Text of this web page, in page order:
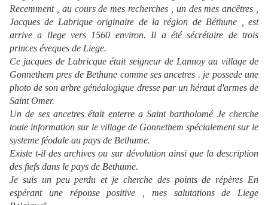
Recemment , au cours de mes recherches , un des mes ancêtres ,
Jacques de Labrique originaire de la région de Béthune , est
arrive a lIege vers 1560 environ. Il a été sécrétaire de trois
princes éveques de Liege.
Ce jacques de Labricque était seigneur de Lannoy au village de
Gonnethem pres de Bethune comme ses ancetres . je possede une
photo de son arbre généalogique dresse par un héraut d'armes de
Saint Omer.
Un de ses ancetres était enterre a Saint bartholomé Je cherche
toute information sur le village de Gonnethem spécialement sur le
systeme féodale au pays de Bethume.
Existe t-il des archives ou sur dévolution ainsi que la description
des fiefs dans le pays de Bethume.
Je suis un peu perdu et je cherche des points de répères En
espérant une réponse positive , mes salutations de Liege